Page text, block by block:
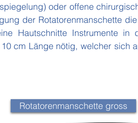
oder offene
der Rotatorenmanschette
Hautschnitte Instrumente in
cm Länge nötig, welcher sich
Rotatorenmanschette gross